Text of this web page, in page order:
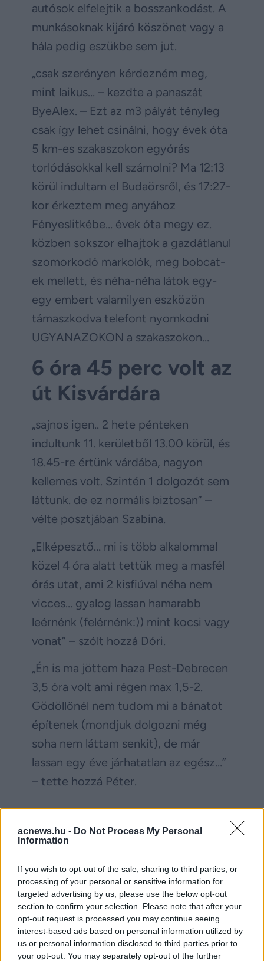
acnews.hu - Do Not Process My Personal
Information
If you wish to opt-out of the sale, sharing to third parties, or
processing of your personal or sensitive information for
targeted advertising by us, please use the below opt-out
section to confirm your selection. Please note that after your
opt-out request is processed you may continue seeing
interest-based ads based on personal information utilized by
us or personal information disclosed to third parties prior to
your opt-out. You may separately opt-out of the further
autósok elfelejtik a bosszankodást. A
munkásoknak kijáró köszönet vagy a
hála pedig eszükbe sem jut.
„csak szerényen kérdezném meg,
mint laikus… – kezdte a panaszát
ByeAlex. – Ezt az m3 pályát tényleg
csak így lehet csinálni, hogy évek óta
5 km-es szakaszokon egyórás
torlódásokkal kell számolni? Ma 12:13
körül indultam el Budaörsről, és 17:27-
kor érkeztem meg anyához
Fényeslitkébe… évek óta megy ez.
közben sokszor elhajtok a gazdátlanul
szomorkodó markolók, meg bobcat-
ek mellett, és néha-néha látok egy-
egy embert valamilyen eszközön
támaszkodva telefont nyomkodni
UGYANAZOKON a szakaszokon…
6 óra 45 perc volt az
út Kisvárdára
„sajnos igen.. 2 hete pénteken
indultunk 11. kerületből 13.00 körül, és
18.45-re értünk várdába, nagyon
kellemes volt. Szintén 1 dolgozót sem
láttunk. de ez normális biztosan” –
vélte posztjában Szabina.
„Elképesztő… mi is több alkalommal
közel 4 óra alatt tettük meg a masfél
órás utat, ami 2 kisfiúval néha nem
vicces… gyalog lassan hamarabb
leérnénk (felérnénk:)) mint kocsi vagy
vonat” – szólt hozzá Dóri.
„Én is ma jöttem haza Pest-Debrecen
3,5 óra volt ami régen max 1,5-2.
Gödöllőnél nem tudom mi a bánatot
építenek (mondjuk dolgozni még
soha nem láttam senkit), de már
lassan egy éve járhatatlan az egész…”
– tette hozzá Péter.